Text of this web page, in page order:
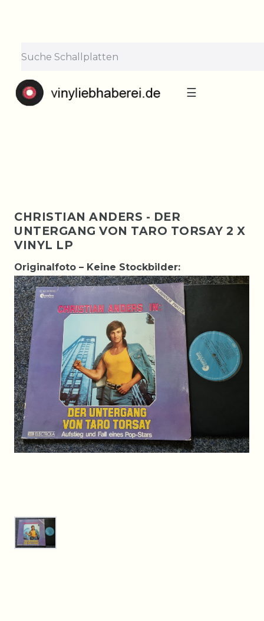
Bestellungen nehmen wir gerne entgegen —
der Versand startet wieder ab Montag, 31.
☰
CHRISTIAN ANDERS - DER
UNTERGANG VON TARO TORSAY 2 X
VINYL LP
Originalfoto – Keine Stockbilder: